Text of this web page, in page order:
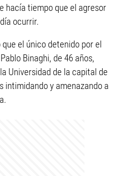
hacía tiempo que el agresor
ocurrir.
el único detenido por el
Binaghi, de 46 años,
Universidad de la capital de
intimidando y amenazando a